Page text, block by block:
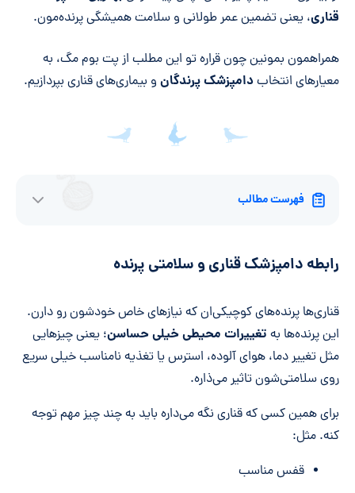
قناری، یعنی تضمین عمر طولانی و سلامت همیشگی پرنده‌مون.
همراهمون بمونین چون قراره تو این مطلب از پت بوم مگ، به
معیارهای انتخاب دامپزشک پرندگان و بیماری‌های قناری بپردازیم.
فهرست مطالب
رابطه دامپزشک قناری و سلامتی پرنده
قناری‌ها پرنده‌های کوچیکی‌ان که نیازهای خاص خودشون رو دارن.
این پرنده‌ها به تغییرات محیطی خیلی حساسن؛ یعنی چیزهایی
مثل تغییر دما، هوای آلوده، استرس یا تغذیه نامناسب خیلی سریع
روی سلامتی‌شون تاثیر می‌ذاره.
برای همین کسی که قناری نگه می‌داره باید به چند چیز مهم توجه
کنه. مثل:
قفس مناسب